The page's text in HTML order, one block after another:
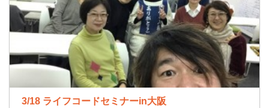
3/18 ライフコードセミナーin大阪